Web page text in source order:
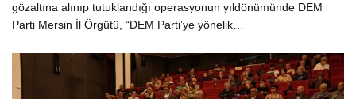
gözaltına alınıp tutuklandığı operasyonun yıldönümünde DEM
Parti Mersin İl Örgütü, “DEM Parti’ye yönelik…